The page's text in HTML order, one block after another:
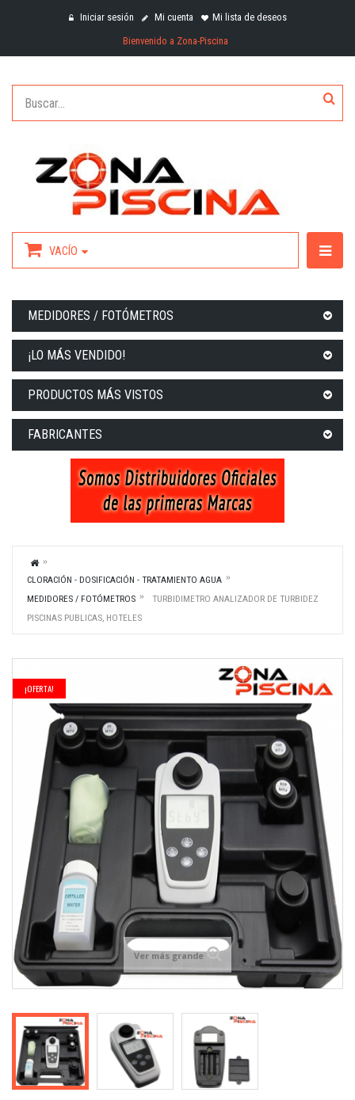
Iniciar sesión Mi cuenta
Mi lista de deseos
Bienvenido a Zona-Piscina
VACÍO
MEDIDORES / FOTÓMETROS
¡LO MÁS VENDIDO!
PRODUCTOS MÁS VISTOS
FABRICANTES
CLORACIÓN - DOSIFICACIÓN - TRATAMIENTO AGUA
MEDIDORES / FOTÓMETROS
TURBIDIMETRO ANALIZADOR DE TURBIDEZ
PISCINAS PUBLICAS, HOTELES
¡OFERTA!
Ver más grande